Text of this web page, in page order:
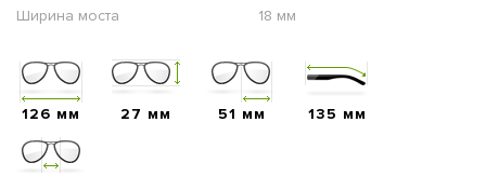
Ширина моста
18 мм
126 мм 27 мм 51 мм 135 мм